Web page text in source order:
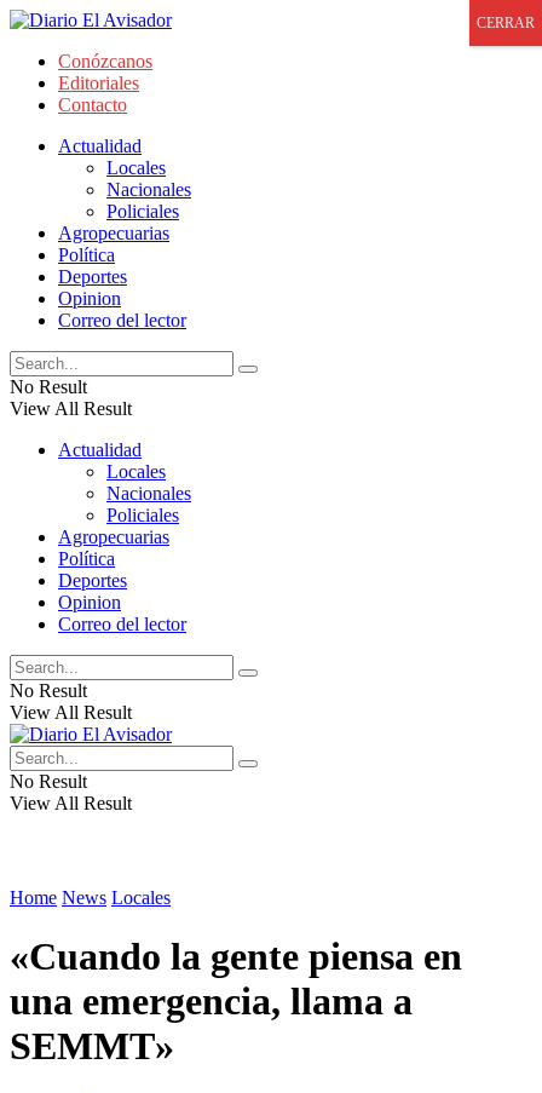
Conózcanos
Editoriales
Contacto
Actualidad
Locales
Nacionales
Policiales
Agropecuarias
Política
Deportes
Opinion
Correo del lector
No Result
View All Result
Actualidad
Locales
Nacionales
Policiales
Agropecuarias
Política
Deportes
Opinion
Correo del lector
No Result
View All Result
No Result
View All Result
Home News Locales
«Cuando la gente piensa en
una emergencia, llama a
SEMMT»
CERRAR